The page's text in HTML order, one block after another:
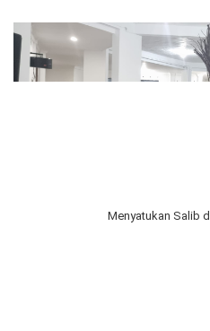
Menyatukan Salib